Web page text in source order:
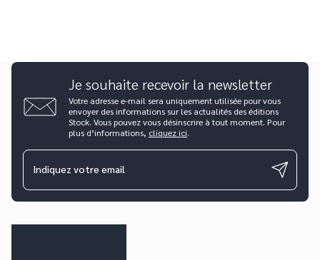
Je souhaite recevoir la newsletter
Votre adresse e-mail sera uniquement utilisée pour vous
envoyer des informations sur les actualités des éditions
Stock. Vous pouvez vous désinscrire à tout moment. Pour
plus d’informations, cliquez ici.
Indiquez votre email